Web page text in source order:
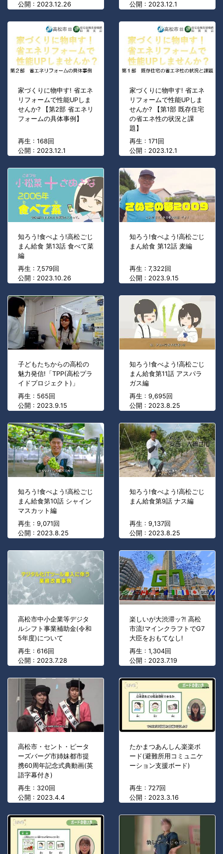
公開 : 2023.12.26
公開 : 2023.12.1
家づくりに物申す! 省エネ
リフォームで性能UPしま
せんか? 【第2部 省エネリ
フォームの具体事例】
再生 : 168回
公開 : 2023.12.1
家づくりに物申す! 省エネ
リフォームで性能UPしま
せんか? 【第1部 既存住宅
の省エネ性の状況と課
題】
再生 : 171回
公開 : 2023.12.1
知ろう!食べよう!高松ごじ
まん給食 第13話 食べて菜
編
再生 : 7,579回
公開 : 2023.10.26
知ろう!食べよう!高松ごじ
まん給食 第12話 麦編
再生 : 7,322回
公開 : 2023.9.15
子どもたちからの高松の
魅力発信!「TPP(高松プラ
イドプロジェクト)」
再生 : 565回
公開 : 2023.9.15
知ろう!食べよう!高松ごじ
まん給食第11話 アスパラ
ガス編
再生 : 9,695回
公開 : 2023.8.25
知ろう!食べよう!高松ごじ
まん給食第10話 シャイン
マスカット編
再生 : 9,071回
公開 : 2023.8.25
知ろう!食べよう!高松ごじ
まん給食第9話 ナス編
再生 : 9,137回
公開 : 2023.8.25
高松市中小企業等デジタ
ルシフト事業補助金(令和
5年度)について
再生 : 616回
公開 : 2023.7.28
楽しいが大渋滞ッ?! 高松
市流!マインクラフトでG7
大臣をおもてなし!
再生 : 1,304回
公開 : 2023.7.19
高松市・セント・ピータ
ーズバーグ市姉妹都市提
携60周年記念式典動画(英
語字幕付き)
再生 : 320回
公開 : 2023.4.4
たかまつあんしん楽楽ボ
ード(避難所用コミュニケ
ーション支援ボード)
再生 : 727回
公開 : 2023.3.16